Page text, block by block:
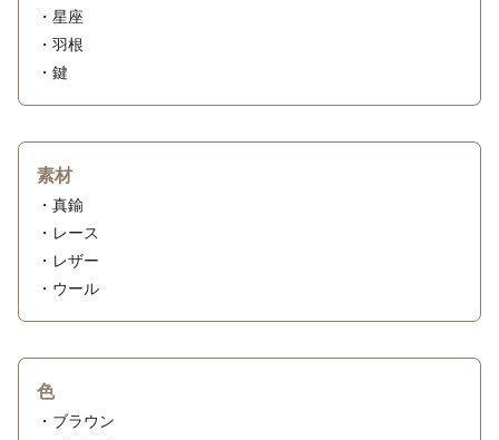
・星座
・羽根
・鍵
素材
・真鍮
・レース
・レザー
・ウール
色
・ブラウン